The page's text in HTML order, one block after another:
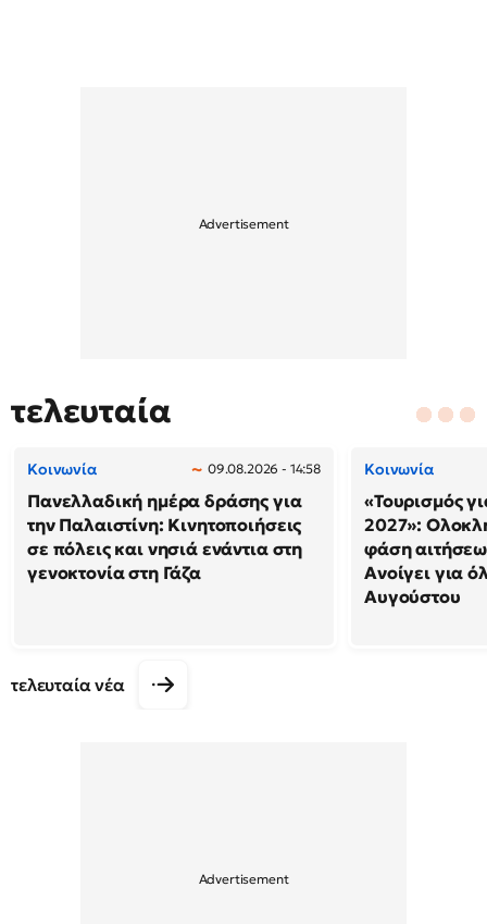
τελευταία
Κοινωνία 09.08.2026 - 14:58
Πανελλαδική ημέρα δράσης για
την Παλαιστίνη: Κινητοποιήσεις
σε πόλεις και νησιά ενάντια στη
γενοκτονία στη Γάζα
Κοινωνία
«Τουρισμός
2027»:
φάση
Ανοίγει για
Αυγούστου
τελευταία νέα